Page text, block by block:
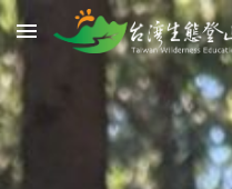
Skip to main content